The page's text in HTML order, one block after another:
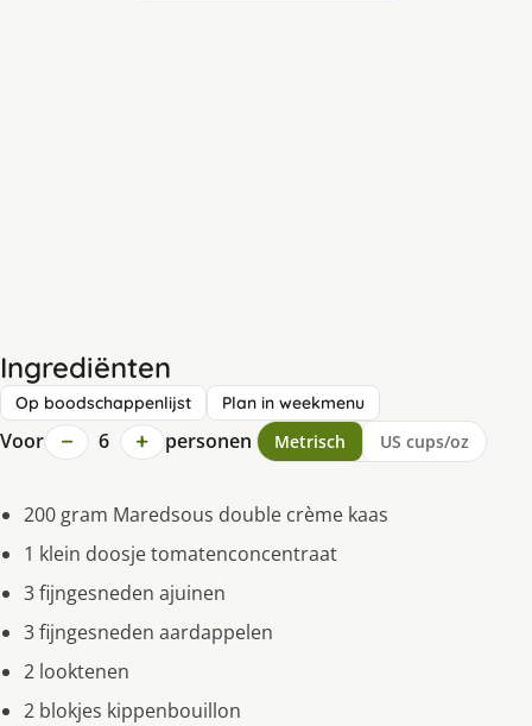
Ingrediënten
Op boodschappenlijst Plan in weekmenu
Voor − 6 + personen Metrisch US cups/oz
200 gram Maredsous double crème kaas
1 klein doosje tomatenconcentraat
3 fijngesneden ajuinen
3 fijngesneden aardappelen
2 looktenen
2 blokjes kippenbouillon